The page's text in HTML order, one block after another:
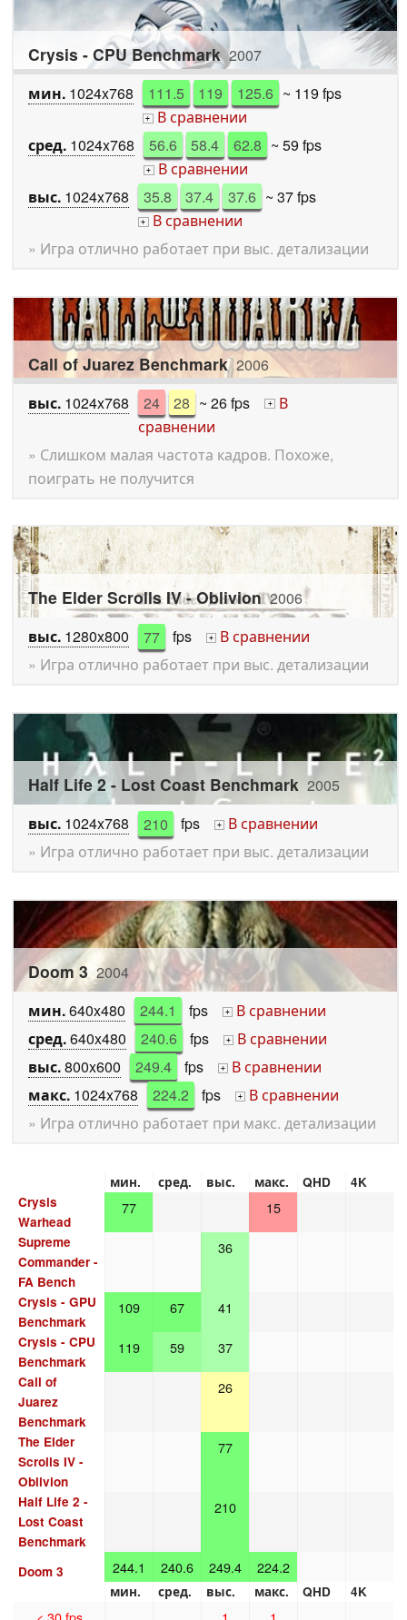
Crysis - CPU Benchmark 2007
мин. 1024x768 111.5 119 125.6 ~ 119 fps
+ В сравнении
сред. 1024x768 56.6 58.4 62.8 ~ 59 fps
+ В сравнении
выс. 1024x768 35.8 37.4 37.6 ~ 37 fps
+ В сравнении
» Игра отлично работает при выс. детализации
Call of Juarez Benchmark 2006
выс. 1024x768 24 28 ~ 26 fps + В
сравнении
» Слишком малая частота кадров. Похоже,
поиграть не получится
The Elder Scrolls IV - Oblivion 2006
выс. 1280x800 77 fps +
В сравнении
» Игра отлично работает при выс. детализации
Half Life 2 - Lost Coast Benchmark 2005
выс. 1024x768 210 fps +
В сравнении
» Игра отлично работает при выс. детализации
Doom 3 2004
мин.640x480 244.1 fps +
В сравнении
сред.640x480 240.6 fps +
В сравнении
выс.800x600 249.4 fps +
В сравнении
макс. 1024x768 224.2 fps +
В сравнении
» Игра отлично работает при макс. детализации
мин. сред. выс. макс. QHD
4K
Crysis
Warhead
77 15
Supreme
Commander -
FA Bench
36
Crysis - GPU
Benchmark
109 67 41
Crysis - CPU
Benchmark
119 59 37
Call of
Juarez
Benchmark
26
The Elder
Scrolls IV -
Oblivion
77
Half Life 2 -
Lost Coast
Benchmark
210
Doom 3 244.1 240.6 249.4 224.2
мин. сред. выс. макс. QHD 4K